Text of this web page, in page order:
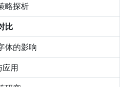
略探析
比
体的影响
应用